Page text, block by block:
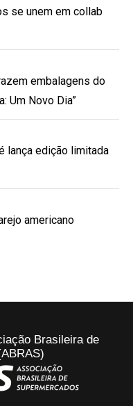
se unem em collab
embalagens do
Um Novo Dia”
lança edição limitada
americano
Brasileira de